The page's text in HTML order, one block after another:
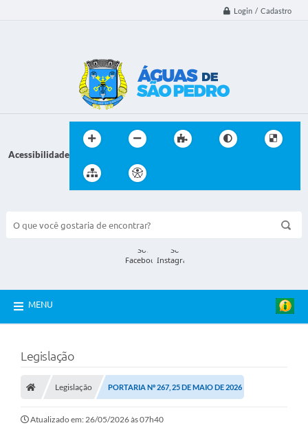
Login / Cadastro
Acessibilidade
MENU
Legislação
Legislação PORTARIA Nº 267, 25 DE MAIO DE 2026
Atualizado em: 26/05/2026 às 07h40